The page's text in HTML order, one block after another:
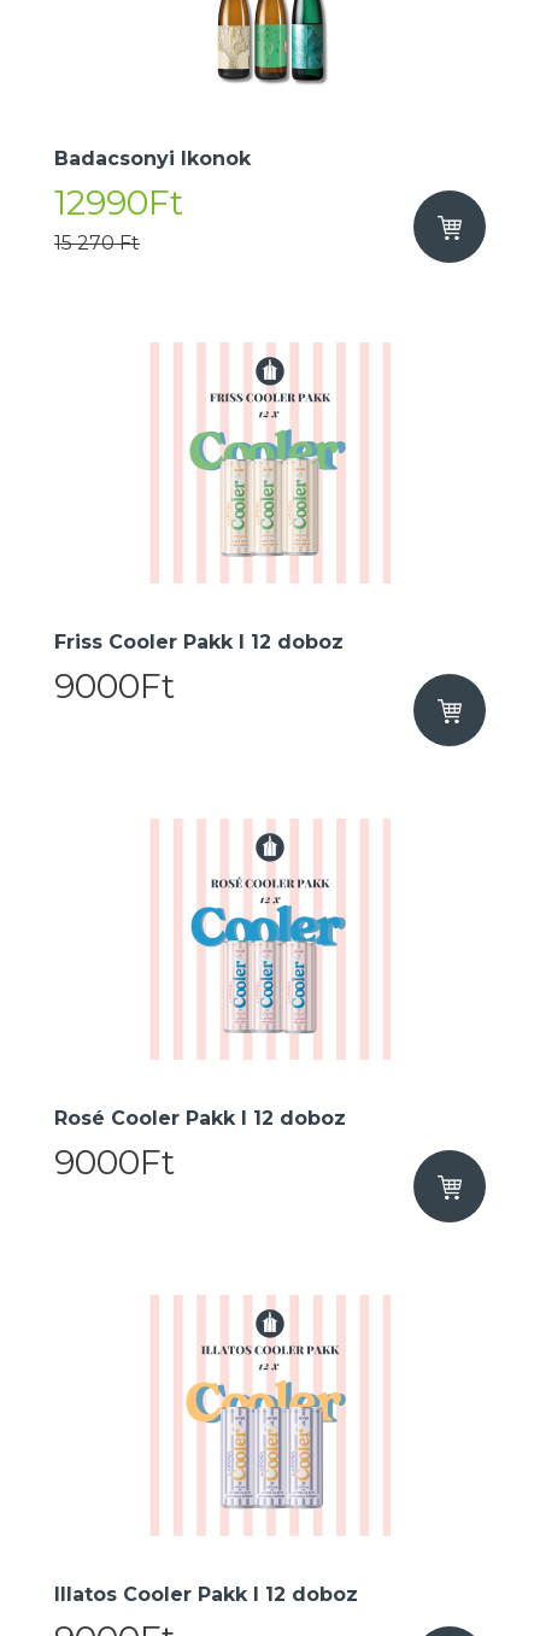
Badacsonyi Ikonok
12990Ft
15 270 Ft
Friss Cooler Pakk I 12 doboz
9000Ft
Rosé Cooler Pakk I 12 doboz
9000Ft
Illatos Cooler Pakk I 12 doboz